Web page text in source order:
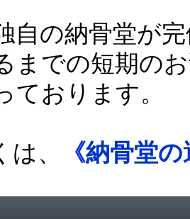
自の納骨堂が
までの短期の
ております。
、 《納骨堂